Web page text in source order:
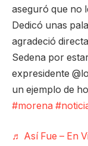
aseguró que no
Dedicó unas
agradeció
Sedena por
expresidente
un ejemplo de
#morena
♬ Así Fue – En